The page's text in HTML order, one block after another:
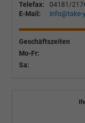
Telefax:
04181/
E-Mail:
info@take-
Geschäftszeiten
Mo-Fr:
Sa: